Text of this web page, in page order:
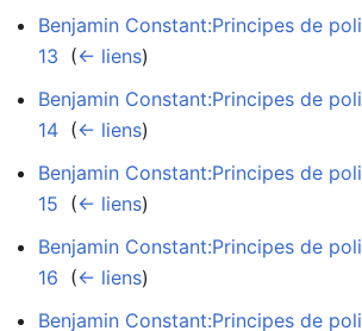
Benjamin Constant:Principes de
13 (← liens)
Benjamin Constant:Principes de
14 (← liens)
Benjamin Constant:Principes de
15 (← liens)
Benjamin Constant:Principes de
16 (← liens)
Benjamin Constant:Principes de